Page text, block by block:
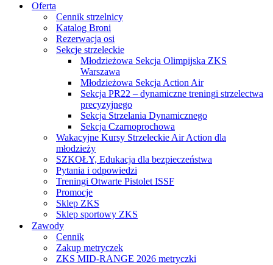
Oferta
Cennik strzelnicy
Katalog Broni
Rezerwacja osi
Sekcje strzeleckie
Młodzieżowa Sekcja Olimpijska ZKS
Warszawa
Młodzieżowa Sekcja Action Air
Sekcja PR22 – dynamiczne treningi strzelectwa
precyzyjnego
Sekcja Strzelania Dynamicznego
Sekcja Czarnoprochowa
Wakacyjne Kursy Strzeleckie Air Action dla
młodzieży
SZKOŁY, Edukacja dla bezpieczeństwa
Pytania i odpowiedzi
Treningi Otwarte Pistolet ISSF
Promocje
Sklep ZKS
Sklep sportowy ZKS
Zawody
Cennik
Zakup metryczek
ZKS MID-RANGE 2026 metryczki